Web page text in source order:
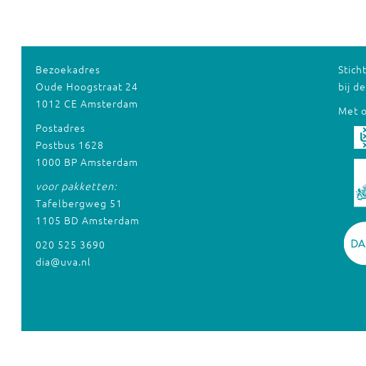
Bezoekadres
Oude Hoogstraat 24
1012 CE Amsterdam
Postadres
Postbus 1628
1000 BP Amsterdam
voor pakketten:
Tafelbergweg 51
1105 BD Amsterdam
020 525 3690
dia@uva.nl
bij
Met